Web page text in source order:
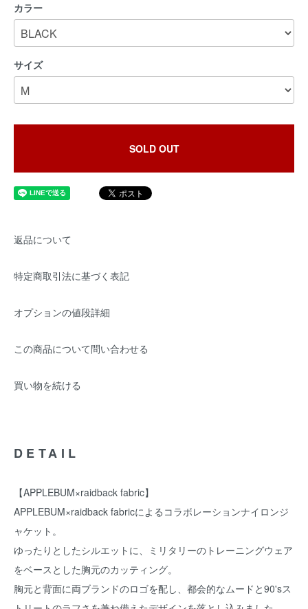
カラー
サイズ
SOLD OUT
返品について
特定商取引法に基づく表記
オプションの値段詳細
この商品について問い合わせる
買い物を続ける
DETAIL
【APPLEBUM×raidback fabric】
APPLEBUM×raidback fabricによるコラボレーションナイロンジ
ャケット。
ゆったりとしたシルエットに、ミリタリーのトレーニングウェア
をベースとした胸元のカッティング。
胸元と背面に両ブランドのロゴを配し、都会的なムードと90'sス